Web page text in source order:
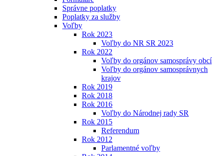
Správne poplatky
Poplatky za služby
Voľby
Rok 2023
Voľby do NR SR 2023
Rok 2022
Voľby do orgánov samosprávy obcí
Voľby do orgánov samosprávnych
krajov
Rok 2019
Rok 2018
Rok 2016
Voľby do Národnej rady SR
Rok 2015
Referendum
Rok 2012
Parlamentné voľby